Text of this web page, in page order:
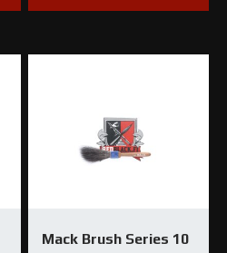
Mack Brush Series 10